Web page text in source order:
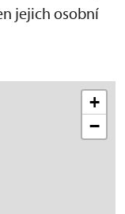
jejich osobní
+
−